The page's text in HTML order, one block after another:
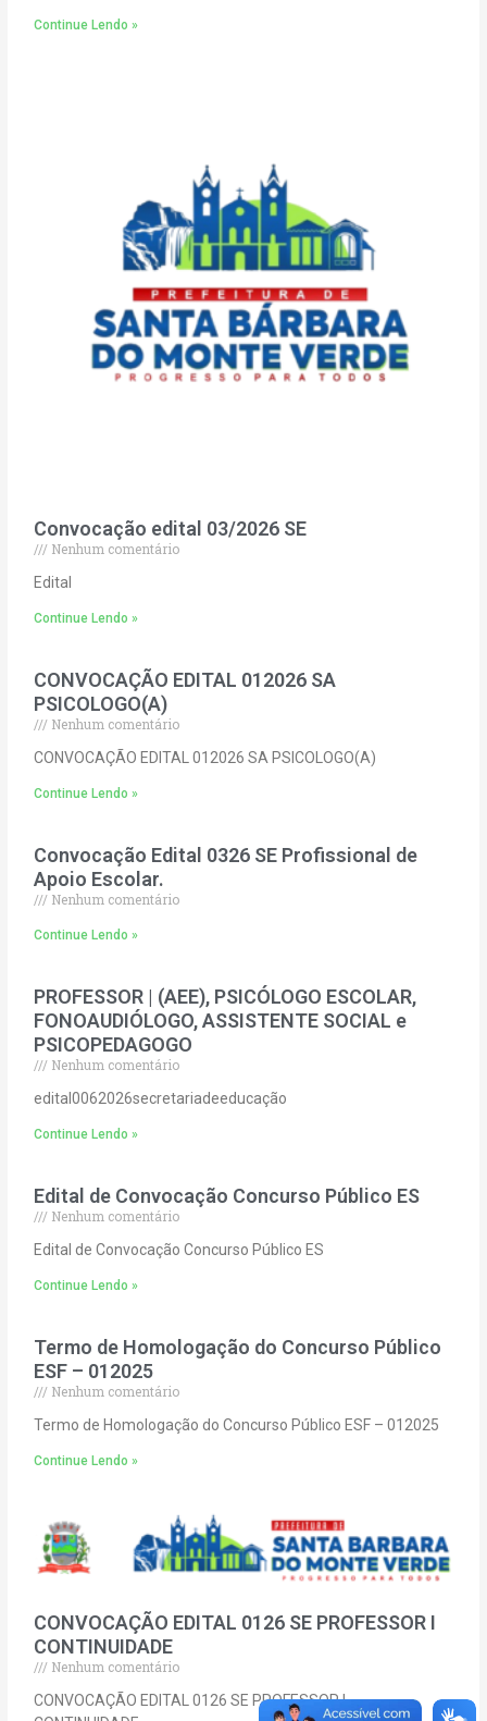
Continue Lendo »
Convocação edital 03/2026 SE
Nenhum comentário
Edital
Continue Lendo »
CONVOCAÇÃO EDITAL 012026 SA
PSICOLOGO(A)
Nenhum comentário
CONVOCAÇÃO EDITAL 012026 SA PSICOLOGO(A)
Continue Lendo »
Convocação Edital 0326 SE Profissional de
Apoio Escolar.
Nenhum comentário
Continue Lendo »
PROFESSOR | (AEE), PSICÓLOGO ESCOLAR,
FONOAUDIÓLOGO, ASSISTENTE SOCIAL e
PSICOPEDAGOGO
Nenhum comentário
edital0062026secretariadeeducação
Continue Lendo »
Edital de Convocação Concurso Público ES
Nenhum comentário
Edital de Convocação Concurso Público ES
Continue Lendo »
Termo de Homologação do Concurso Público
ESF – 012025
Nenhum comentário
Termo de Homologação do Concurso Público ESF – 012025
Continue Lendo »
CONVOCAÇÃO EDITAL 0126 SE PROFESSOR I
CONTINUIDADE
Nenhum comentário
CONVOCAÇÃO EDITAL 0126 SE PROFESSOR I